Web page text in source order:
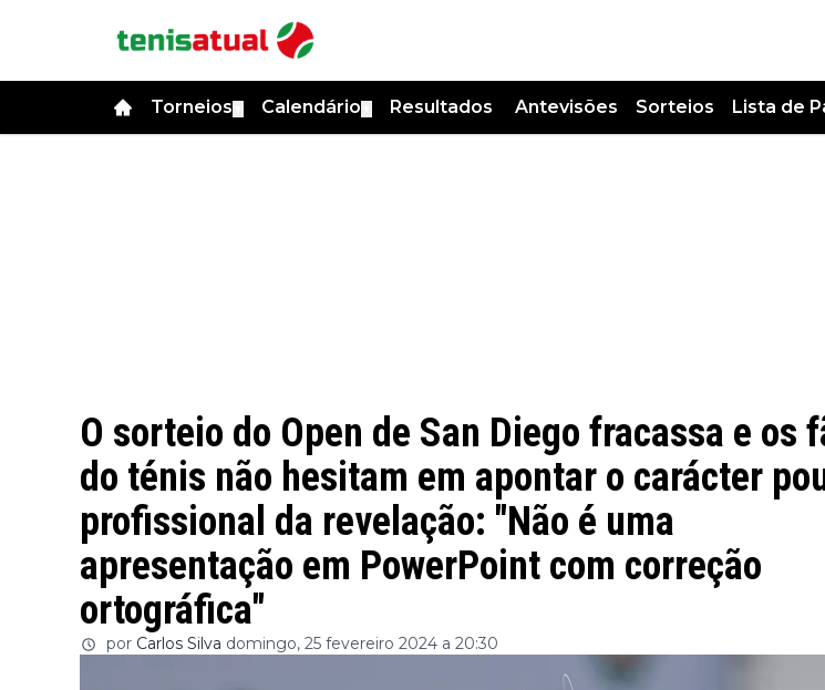
Torneios Calendário Resultados Antevisões Sorteios Lista de
O sorteio do Open de San Diego fracassa e os
do ténis não hesitam em apontar o carácter
profissional da revelação: "Não é uma
apresentação em PowerPoint com correção
ortográfica"
por Carlos Silva domingo, 25 fevereiro 2024 a 20:30